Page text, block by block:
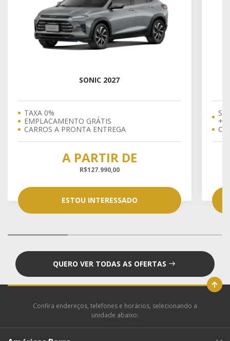
SONIC 2027
TAXA 0%
EMPLACAMENTO GRÁTIS
CARROS A PRONTA ENTREGA
A PARTIR DE
R$127.990,00
ESTOU INTERESSADO
+
QUERO VER TODAS AS OFERTAS
Confira endereços, telefones e horários, selecionando a
unidade abaixo: